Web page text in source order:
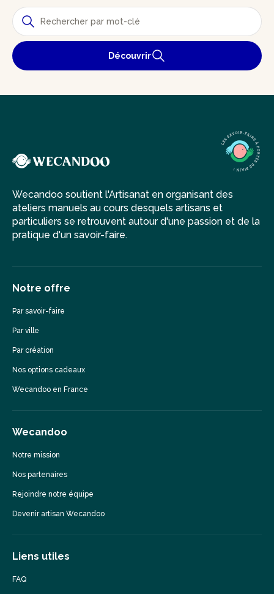
Découvrir
Wecandoo soutient l'Artisanat en organisant des
ateliers manuels au cours desquels artisans et
particuliers se retrouvent autour d'une passion et de la
pratique d'un savoir-faire.
Notre offre
Par savoir-faire
Par ville
Par création
Nos options cadeaux
Wecandoo en France
Wecandoo
Notre mission
Nos partenaires
Rejoindre notre équipe
Devenir artisan Wecandoo
Liens utiles
FAQ